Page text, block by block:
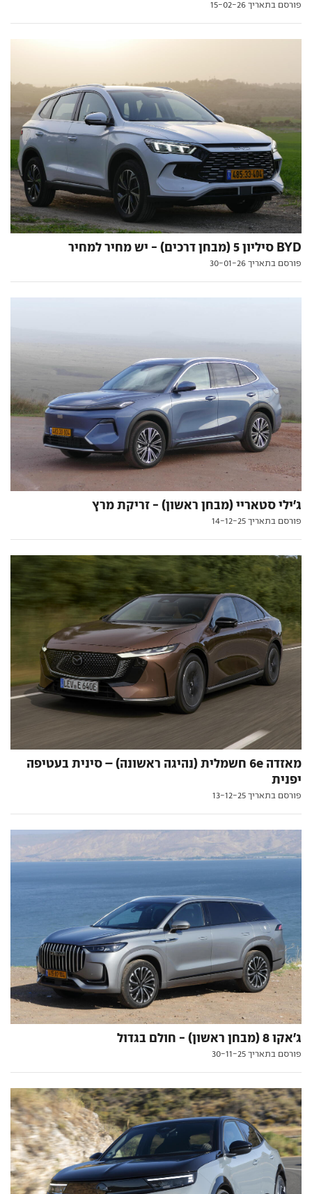
פורסם בתאריך 15-02-26
BYD סיליון 5 (מבחן דרכים) - יש מחיר למחיר
פורסם בתאריך 30-01-26
ג'ילי סטאריי (מבחן ראשון) - זריקת מרץ
פורסם בתאריך 14-12-25
מאזדה 6e חשמלית (נהיגה ראשונה) – סינית בעטיפה
יפנית
פורסם בתאריך 13-12-25
ג'אקו 8 (מבחן ראשון) - חולם בגדול
פורסם בתאריך 30-11-25